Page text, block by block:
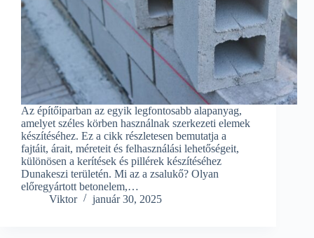
Az építőiparban az egyik legfontosabb alapanyag,
amelyet széles körben használnak szerkezeti elemek
készítéséhez. Ez a cikk részletesen bemutatja a
fajtáit, árait, méreteit és felhasználási lehetőségeit,
különösen a kerítések és pillérek készítéséhez
Dunakeszi területén. Mi az a zsalukő? Olyan
előregyártott betonelem,…
Viktor
január 30, 2025